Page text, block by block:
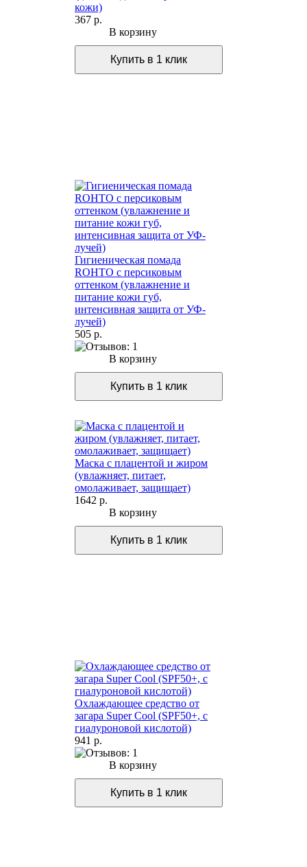
кожи)
367 р.
В корзину
Гигиеническая помада
ROHTO с персиковым
оттенком (увлажнение и
питание кожи губ,
интенсивная защита от УФ-
лучей)
505 р.
В корзину
Маска с плацентой и жиром
(увлажняет, питает,
омолаживает, защищает)
1642 р.
В корзину
Охлаждающее средство от
загара Super Cool (SPF50+, с
гиалуроновой кислотой)
941 р.
В корзину